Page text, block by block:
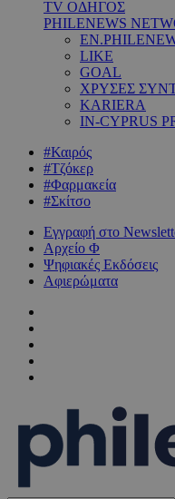
TV ΟΔΗΓΟΣ
PHILENEWS
LIKE
GOAL
ΧΡΥΣΕΣ
KARIERA
IN-CYPRUS
#Καιρός
#Τζόκερ
#Φαρμακεία
#Σκίτσο
Εγγραφή στο
Αρχείο Φ
Ψηφιακές Εκδόσεις
Αφιερώματα